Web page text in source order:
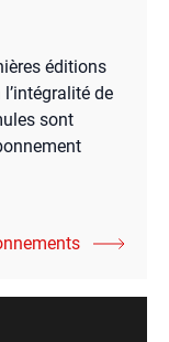
éditions
de
sont